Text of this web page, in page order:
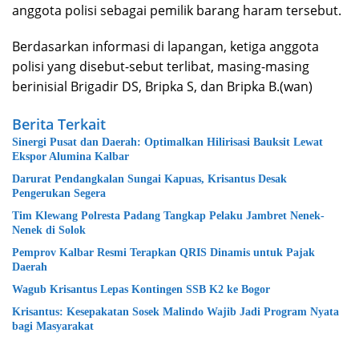
anggota polisi sebagai pemilik barang haram tersebut.
Berdasarkan informasi di lapangan, ketiga anggota
polisi yang disebut-sebut terlibat, masing-masing
berinisial Brigadir DS, Bripka S, dan Bripka B.(wan)
Berita Terkait
Sinergi Pusat dan Daerah: Optimalkan Hilirisasi Bauksit Lewat
Ekspor Alumina Kalbar
Darurat Pendangkalan Sungai Kapuas, Krisantus Desak
Pengerukan Segera
Tim Klewang Polresta Padang Tangkap Pelaku Jambret Nenek-
Nenek di Solok
Pemprov Kalbar Resmi Terapkan QRIS Dinamis untuk Pajak
Daerah
Wagub Krisantus Lepas Kontingen SSB K2 ke Bogor
Krisantus: Kesepakatan Sosek Malindo Wajib Jadi Program Nyata
bagi Masyarakat